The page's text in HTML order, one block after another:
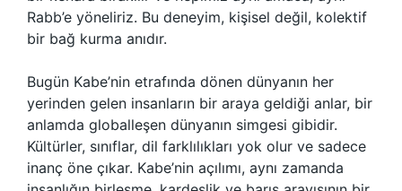
Rabb’e yöneliriz. Bu deneyim, kişisel değil, kolektif
bir bağ kurma anıdır.
Bugün Kabe’nin etrafında dönen dünyanın her
yerinden gelen insanların bir araya geldiği anlar, bir
anlamda globalleşen dünyanın simgesi gibidir.
Kültürler, sınıflar, dil farklılıkları yok olur ve sadece
inanç öne çıkar. Kabe’nin açılımı, aynı zamanda